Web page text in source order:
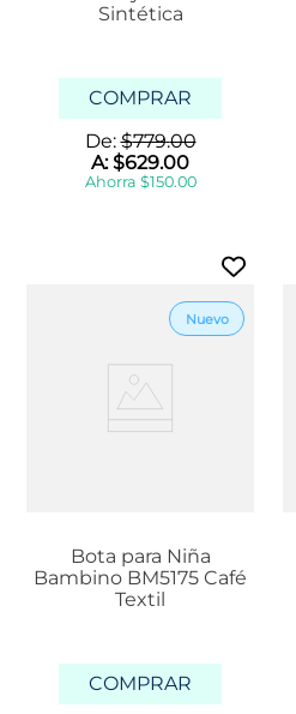
Sintética
COMPRAR
De:$779.00
A:$629.00
Ahorra $150.00
Bota para Niña
Bambino BM5175 Café
Textil
COMPRAR